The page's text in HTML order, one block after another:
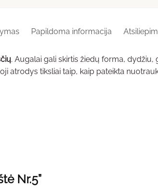
Papildoma informacija
. Augalai gali skirtis žiedų forma, dydžiu,
atrodys tiksliai taip, kaip pateikta
Nr.5”